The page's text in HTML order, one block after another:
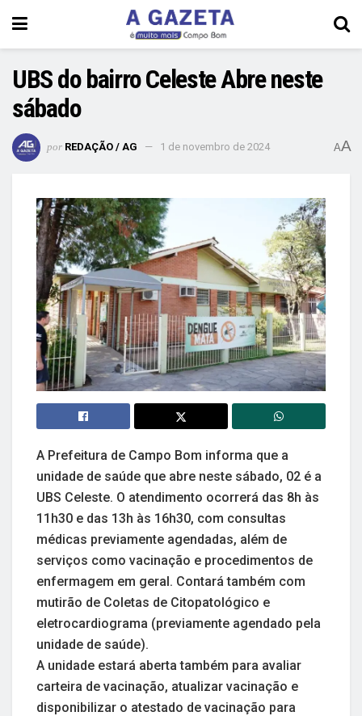
UBS do bairro Celeste Abre neste
sábado
por REDAÇÃO / AG 1 de novembro de 2024 AA
A Prefeitura de Campo Bom informa que a
unidade de saúde que abre neste sábado, 02 é a
UBS Celeste. O atendimento ocorrerá das 8h às
11h30 e das 13h às 16h30, com consultas
médicas previamente agendadas, além de
serviços como vacinação e procedimentos de
enfermagem em geral. Contará também com
mutirão de Coletas de Citopatológico e
eletrocardiograma (previamente agendado pela
unidade de saúde).
A unidade estará aberta também para avaliar
carteira de vacinação, atualizar vacinação e
disponibilizar o atestado de vacinação para